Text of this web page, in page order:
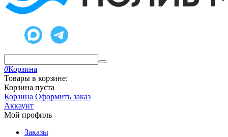
0Корзина
Товары в корзине:
Корзина пуста
Корзина Оформить заказ
Аккаунт
Мой профиль
Заказы